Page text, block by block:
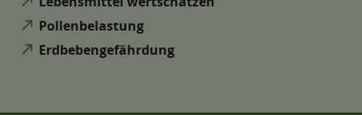
north_east Pollenbelastung
north_east Erdbebengefährdung